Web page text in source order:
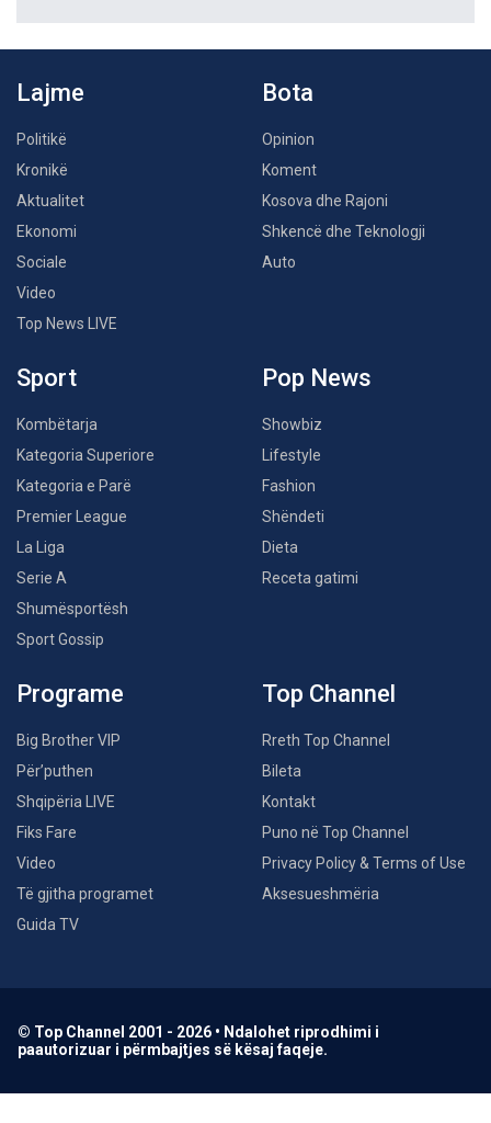
Lajme
Politikë
Kronikë
Aktualitet
Ekonomi
Sociale
Video
Top News LIVE
Bota
Opinion
Koment
Kosova dhe Rajoni
Shkencë dhe Teknologji
Auto
Sport
Kombëtarja
Kategoria Superiore
Kategoria e Parë
Premier League
La Liga
Serie A
Shumësportësh
Sport Gossip
Pop News
Showbiz
Lifestyle
Fashion
Shëndeti
Dieta
Receta gatimi
Programe
Big Brother VIP
Për’puthen
Shqipëria LIVE
Fiks Fare
Video
Të gjitha programet
Guida TV
Top Channel
Rreth Top Channel
Bileta
Kontakt
Puno në Top Channel
Privacy Policy & Terms of Use
Aksesueshmëria
© Top Channel 2001 - 2026 • Ndalohet riprodhimi i
paautorizuar i përmbajtjes së kësaj faqeje.